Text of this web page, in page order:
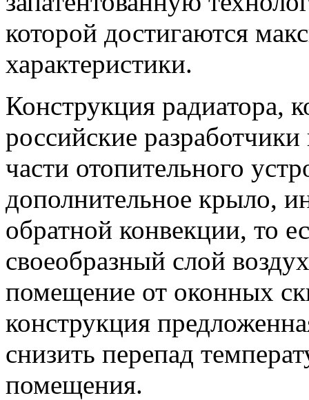
которой достигаются
характеристики.
Конструкция радиатора,
российские
части отопительного
дополнительное крыло,
обратной конвекции, то
своеобразный слой
помещение от оконных
конструкция
снизить перепад
помещения.